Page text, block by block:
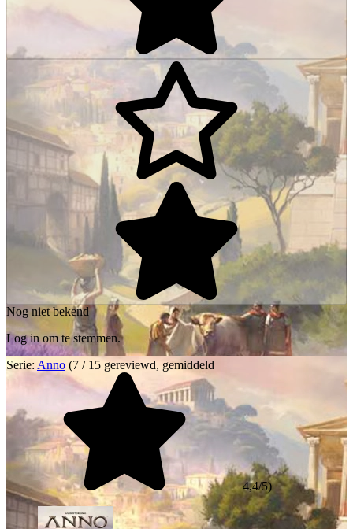
Nog niet bekend
Log in om te stemmen.
Serie: Anno (7 / 15 gereviewd, gemiddeld
4,4/5)